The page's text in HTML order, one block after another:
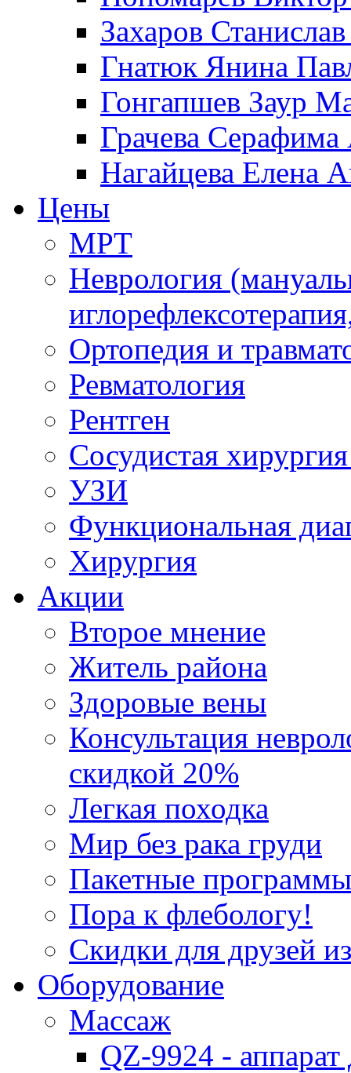
Захаров
Гнатюк Янина
Гонгапшев Заур
Грачева Серафима
Нагайцева Елена
Цены
МРТ
Неврология
Ортопедия и
Ревматология
Рентген
Сосудистая
УЗИ
Функциональная
Хирургия
Акции
Второе мнение
Житель района
Здоровые вены
Консультация
скидкой 20%
Легкая походка
Мир без рака груди
Пакетные
Пора к флебологу!
Скидки для друзей
Оборудование
Массаж
QZ-9924 - аппарат